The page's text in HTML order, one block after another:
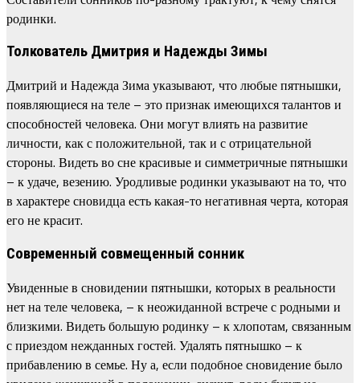
родинки.
Толкователь Дмитрия и Надежды Зимы
Дмитрий и Надежда Зима указывают, что любые пятнышки,
появляющиеся на теле – это признак имеющихся талантов и
способностей человека. Они могут влиять на развитие
личности, как с положительной, так и с отрицательной
стороны. Видеть во сне красивые и симметричные пятнышки
– к удаче, везению. Уродливые родинки указывают на то, что
в характере сновидца есть какая-то негативная черта, которая
его не красит.
Современный совмещенный сонник
Увиденные в сновидении пятнышки, которых в реальности
нет на теле человека, – к неожиданной встрече с родными и
близкими. Видеть большую родинку – к хлопотам, связанным
с приездом нежданных гостей. Удалять пятнышко – к
прибавлению в семье. Ну а, если подобное сновидение было